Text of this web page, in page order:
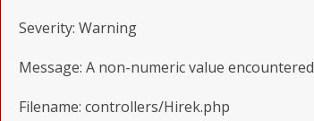
Severity: Warning
Message: A non-numeric value encountered
Filename: controllers/Hirek.php